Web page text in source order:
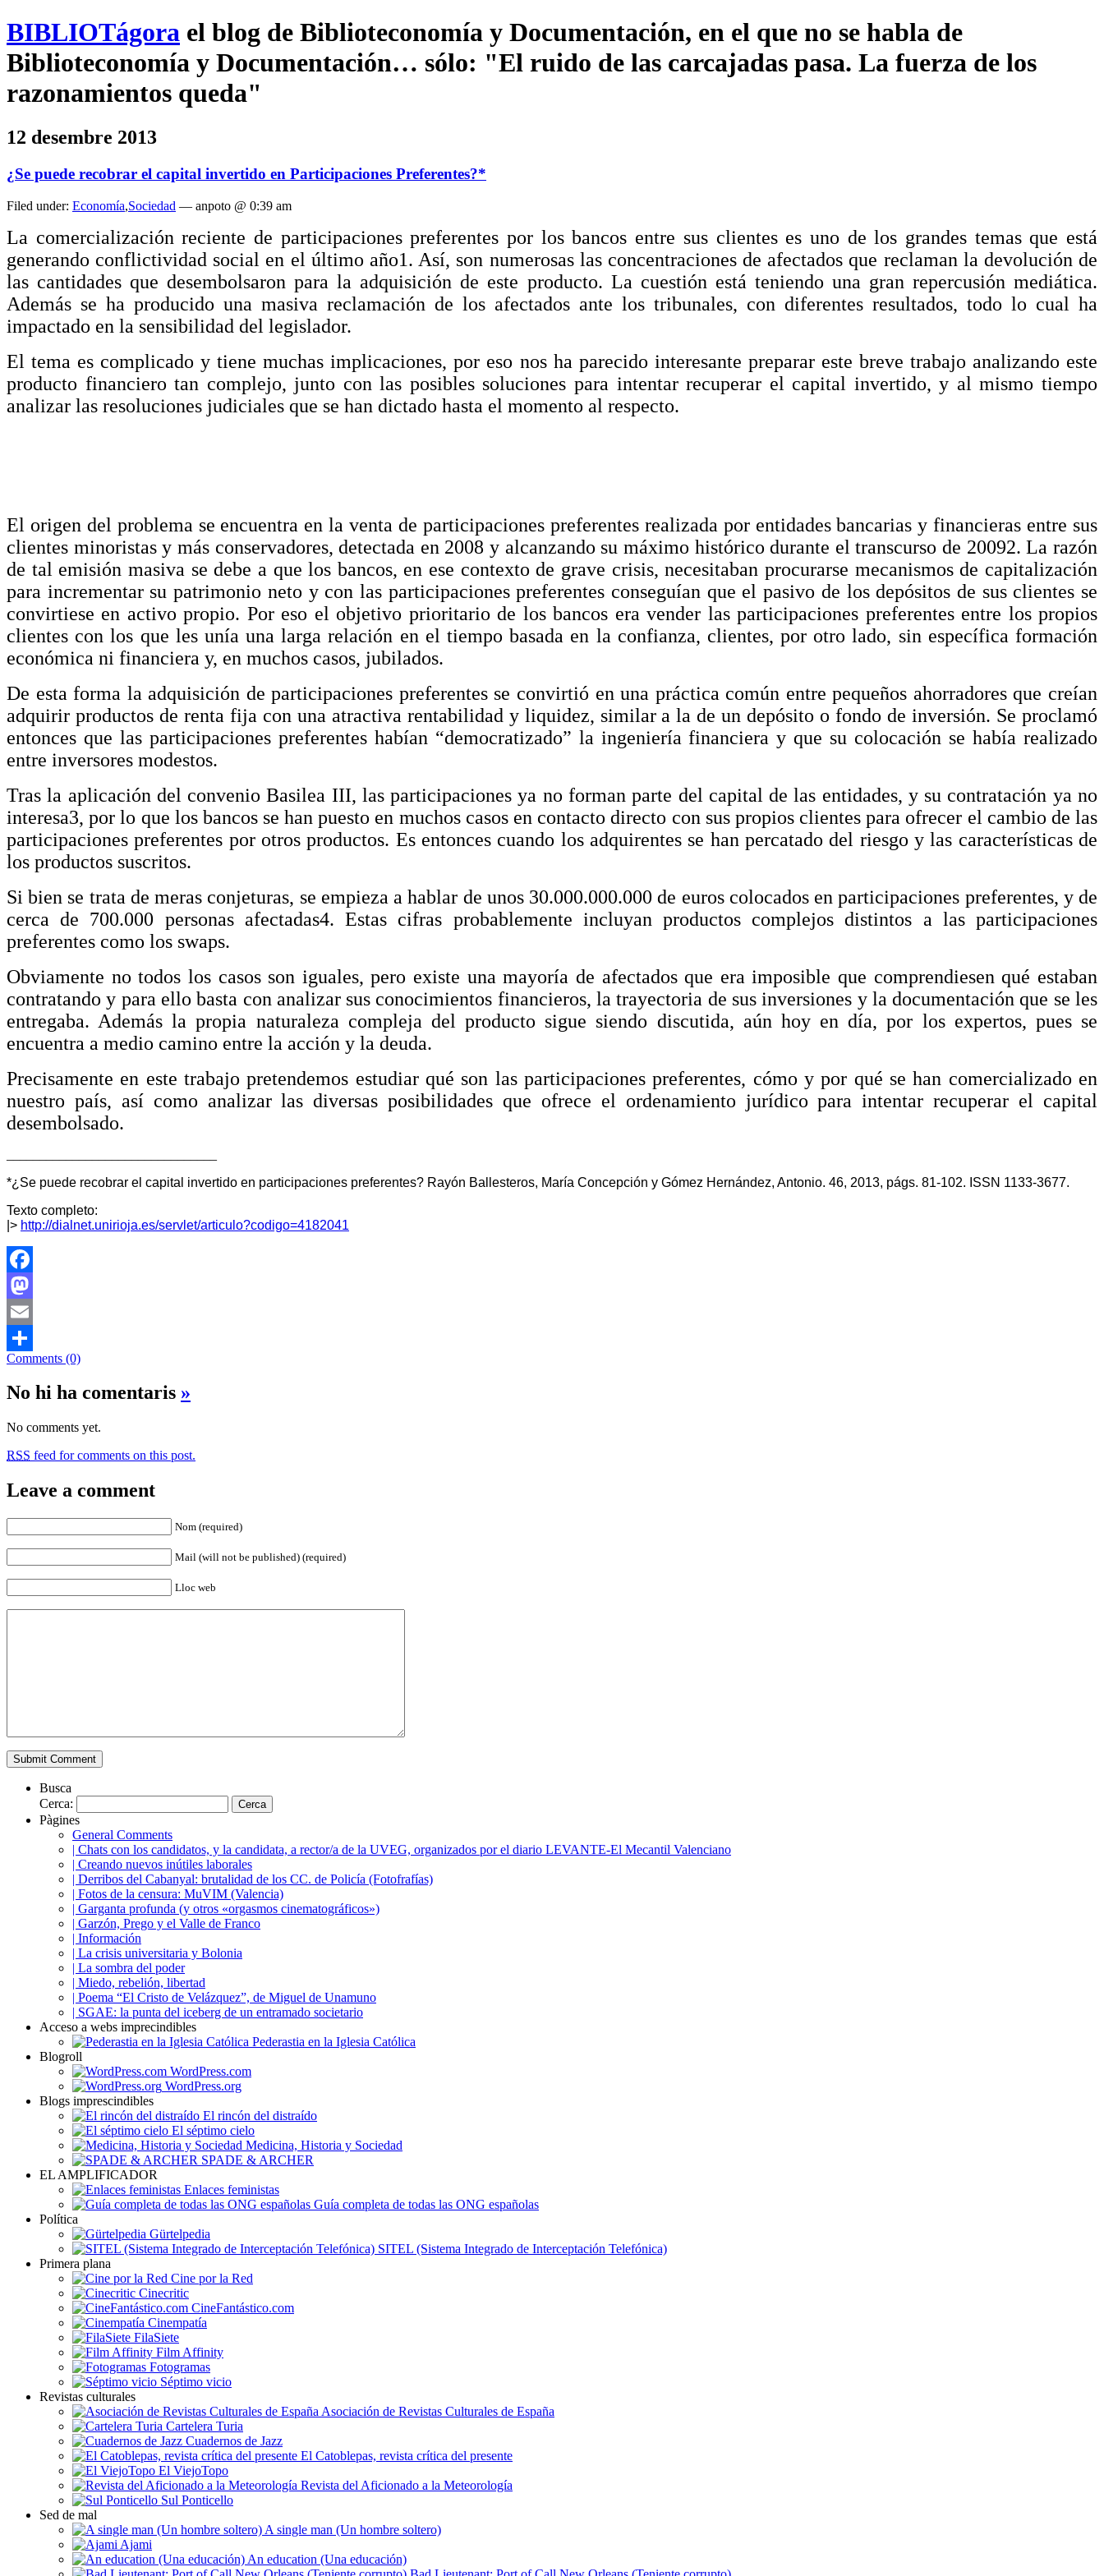
BIBLIOTágora el blog de Biblioteconomía y Documentación, en el que no se habla de
Biblioteconomía y Documentación… sólo: "El ruido de las carcajadas pasa. La fuerza de los
razonamientos queda"
12 desembre 2013
¿Se puede recobrar el capital invertido en Participaciones Preferentes?*
Filed under: Economía,Sociedad — anpoto @ 0:39 am
La comercialización reciente de participaciones preferentes por los bancos entre sus clientes es uno de los grandes temas que está
generando conflictividad social en el último año1. Así, son numerosas las concentraciones de afectados que reclaman la devolución de
las cantidades que desembolsaron para la adquisición de este producto. La cuestión está teniendo una gran repercusión mediática.
Además se ha producido una masiva reclamación de los afectados ante los tribunales, con diferentes resultados, todo lo cual ha
impactado en la sensibilidad del legislador.
El tema es complicado y tiene muchas implicaciones, por eso nos ha parecido interesante preparar este breve trabajo analizando este
producto financiero tan complejo, junto con las posibles soluciones para intentar recuperar el capital invertido, y al mismo tiempo
analizar las resoluciones judiciales que se han dictado hasta el momento al respecto.
El origen del problema se encuentra en la venta de participaciones preferentes realizada por entidades bancarias y financieras entre sus
clientes minoristas y más conservadores, detectada en 2008 y alcanzando su máximo histórico durante el transcurso de 20092. La razón
de tal emisión masiva se debe a que los bancos, en ese contexto de grave crisis, necesitaban procurarse mecanismos de capitalización
para incrementar su patrimonio neto y con las participaciones preferentes conseguían que el pasivo de los depósitos de sus clientes se
convirtiese en activo propio. Por eso el objetivo prioritario de los bancos era vender las participaciones preferentes entre los propios
clientes con los que les unía una larga relación en el tiempo basada en la confianza, clientes, por otro lado, sin específica formación
económica ni financiera y, en muchos casos, jubilados.
De esta forma la adquisición de participaciones preferentes se convirtió en una práctica común entre pequeños ahorradores que creían
adquirir productos de renta fija con una atractiva rentabilidad y liquidez, similar a la de un depósito o fondo de inversión. Se proclamó
entonces que las participaciones preferentes habían “democratizado” la ingeniería financiera y que su colocación se había realizado
entre inversores modestos.
Tras la aplicación del convenio Basilea III, las participaciones ya no forman parte del capital de las entidades, y su contratación ya no
interesa3, por lo que los bancos se han puesto en muchos casos en contacto directo con sus propios clientes para ofrecer el cambio de las
participaciones preferentes por otros productos. Es entonces cuando los adquirentes se han percatado del riesgo y las características de
los productos suscritos.
Si bien se trata de meras conjeturas, se empieza a hablar de unos 30.000.000.000 de euros colocados en participaciones preferentes, y de
cerca de 700.000 personas afectadas4. Estas cifras probablemente incluyan productos complejos distintos a las participaciones
preferentes como los swaps.
Obviamente no todos los casos son iguales, pero existe una mayoría de afectados que era imposible que comprendiesen qué estaban
contratando y para ello basta con analizar sus conocimientos financieros, la trayectoria de sus inversiones y la documentación que se les
entregaba. Además la propia naturaleza compleja del producto sigue siendo discutida, aún hoy en día, por los expertos, pues se
encuentra a medio camino entre la acción y la deuda.
Precisamente en este trabajo pretendemos estudiar qué son las participaciones preferentes, cómo y por qué se han comercializado en
nuestro país, así como analizar las diversas posibilidades que ofrece el ordenamiento jurídico para intentar recuperar el capital
desembolsado.
*¿Se puede recobrar el capital invertido en participaciones preferentes? Rayón Ballesteros, María Concepción y Gómez Hernández, Antonio. 46, 2013, págs. 81-102. ISSN 1133-3677.
Texto completo:
|> http://dialnet.unirioja.es/servlet/articulo?codigo=4182041
Facebook
Mastodon
Email
Comparteix
Comments (0)
No hi ha comentaris »
No comments yet.
RSS feed for comments on this post.
Leave a comment
Nom (required)
Mail (will not be published) (required)
Lloc web
Busca
Cerca:
Pàgines
General Comments
| Chats con los candidatos, y la candidata, a rector/a de la UVEG, organizados por el diario LEVANTE-El Mecantil Valenciano
| Creando nuevos inútiles laborales
| Derribos del Cabanyal: brutalidad de los CC. de Policía (Fotofrafías)
| Fotos de la censura: MuVIM (Valencia)
| Garganta profunda (y otros «orgasmos cinematográficos»)
| Garzón, Prego y el Valle de Franco
| Información
| La crisis universitaria y Bolonia
| La sombra del poder
| Miedo, rebelión, libertad
| Poema “El Cristo de Velázquez”, de Miguel de Unamuno
| SGAE: la punta del iceberg de un entramado societario
Acceso a webs imprecindibles
Pederastia en la Iglesia Católica
Blogroll
WordPress.com
WordPress.org
Blogs imprescindibles
El rincón del distraído
El séptimo cielo
Medicina, Historia y Sociedad
SPADE & ARCHER
EL AMPLIFICADOR
Enlaces feministas
Guía completa de todas las ONG españolas
Política
Gürtelpedia
SITEL (Sistema Integrado de Interceptación Telefónica)
Primera plana
Cine por la Red
Cinecritic
CineFantástico.com
Cinempatía
FilaSiete
Film Affinity
Fotogramas
Séptimo vicio
Revistas culturales
Asociación de Revistas Culturales de España
Cartelera Turia
Cuadernos de Jazz
El Catoblepas, revista crítica del presente
El ViejoTopo
Revista del Aficionado a la Meteorología
Sul Ponticello
Sed de mal
A single man (Un hombre soltero)
Ajami
An education (Una educación)